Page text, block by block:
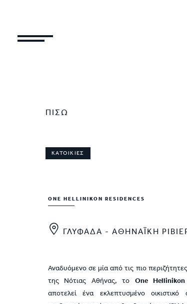
ΠΙΣΩ
ΚΑΤΟΙΚΙΕΣ
ONE HELLINIKON RESIDENCES
ΓΛΥΦΑΔΑ - ΑΘΗΝΑΪΚΗ
Αναδυόμενο σε μία από τις πιο
της Νότιας Αθήνας, το One Hellinikon
αποτελεί ένα εκλεπτυσμένο οικιστικό